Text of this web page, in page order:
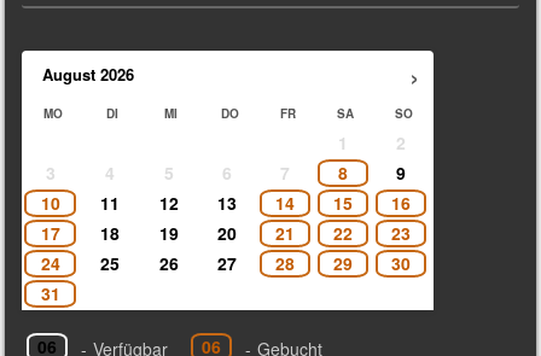
›
August 2026
MO DI MI DO FR SA SO
1
2
3
4 5 6 7 8
9
10
11 12 13 14 15
16
17
18 19 20 21 22
23
24
25 26 27 28 29
30
31
06 - Verfügbar 06 - Gebucht